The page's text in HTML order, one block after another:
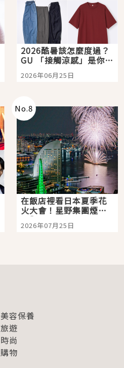
2026酷暑該怎麼度過？
GU 「接觸涼感」是你的
夏日救星
2026年06月25日
No.8
在飯店裡看日本夏季花
火大會！星野集團煙火
景觀飯店6選，讓你不用
人擠人悠閒欣賞
2026年07月25日
美容保養
旅遊
時尚
購物